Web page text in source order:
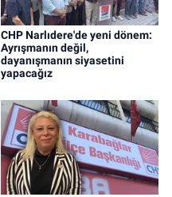
CHP Narlıdere'de yeni dönem:
Ayrışmanın değil,
dayanışmanın siyasetini
yapacağız